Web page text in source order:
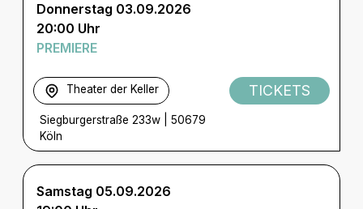
Donnerstag 03.09.2026
20:00 Uhr
PREMIERE
Theater der Keller
Siegburgerstraße 233w
50679
Köln
TICKETS
Samstag 05.09.2026